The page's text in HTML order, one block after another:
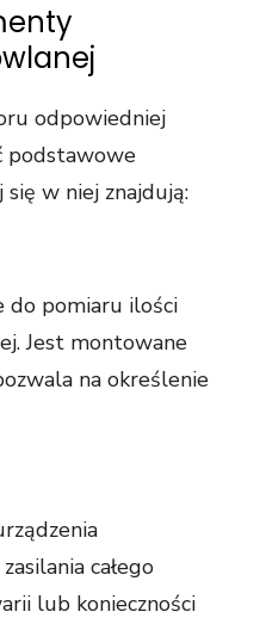
odpowiedniej
podstawowe
w niej znajdują:
do pomiaru ilości
Jest montowane
na określenie
całego
lub konieczności